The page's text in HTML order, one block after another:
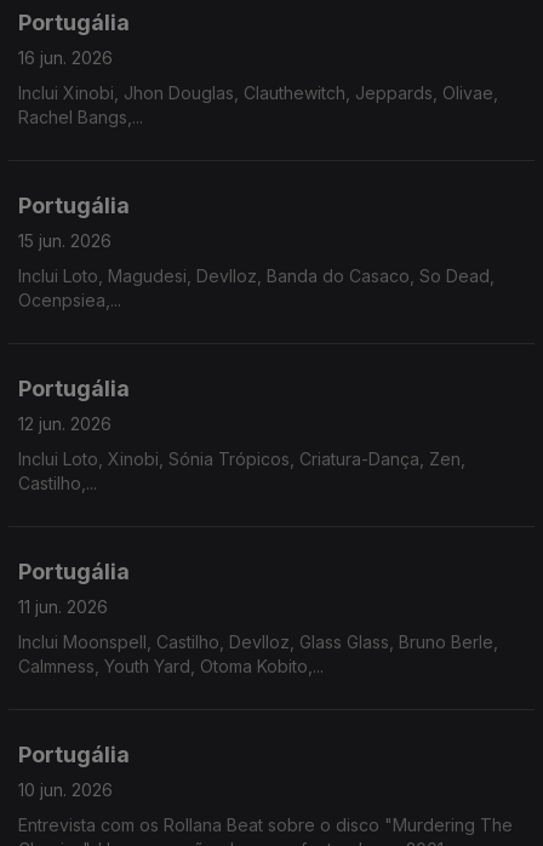
Portugália
16 jun. 2026
Inclui Xinobi, Jhon Douglas, Clauthewitch, Jeppards, Olivae,
Rachel Bangs,...
Portugália
15 jun. 2026
Inclui Loto, Magudesi, Devlloz, Banda do Casaco, So Dead,
Ocenpsiea,...
Portugália
12 jun. 2026
Inclui Loto, Xinobi, Sónia Trópicos, Criatura-Dança, Zen,
Castilho,...
Portugália
11 jun. 2026
Inclui Moonspell, Castilho, Devlloz, Glass Glass, Bruno Berle,
Calmness, Youth Yard, Otoma Kobito,...
Portugália
10 jun. 2026
Entrevista com os Rollana Beat sobre o disco "Murdering The